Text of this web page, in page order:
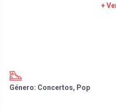
+
Género: Concertos, Pop